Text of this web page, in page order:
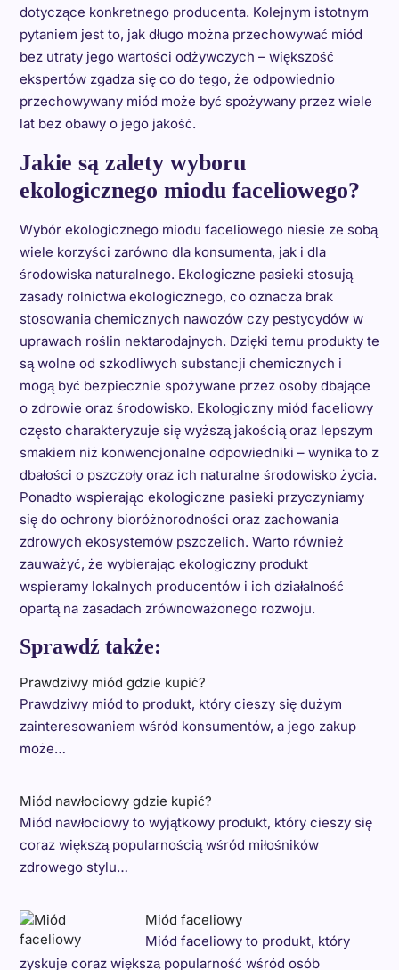
dotyczące konkretnego producenta. Kolejnym istotnym
pytaniem jest to, jak długo można przechowywać miód
bez utraty jego wartości odżywczych – większość
ekspertów zgadza się co do tego, że odpowiednio
przechowywany miód może być spożywany przez wiele
lat bez obawy o jego jakość.
Jakie są zalety wyboru
ekologicznego miodu faceliowego?
Wybór ekologicznego miodu faceliowego niesie ze sobą
wiele korzyści zarówno dla konsumenta, jak i dla
środowiska naturalnego. Ekologiczne pasieki stosują
zasady rolnictwa ekologicznego, co oznacza brak
stosowania chemicznych nawozów czy pestycydów w
uprawach roślin nektarodajnych. Dzięki temu produkty te
są wolne od szkodliwych substancji chemicznych i
mogą być bezpiecznie spożywane przez osoby dbające
o zdrowie oraz środowisko. Ekologiczny miód faceliowy
często charakteryzuje się wyższą jakością oraz lepszym
smakiem niż konwencjonalne odpowiedniki – wynika to z
dbałości o pszczoły oraz ich naturalne środowisko życia.
Ponadto wspierając ekologiczne pasieki przyczyniamy
się do ochrony bioróżnorodności oraz zachowania
zdrowych ekosystemów pszczelich. Warto również
zauważyć, że wybierając ekologiczny produkt
wspieramy lokalnych producentów i ich działalność
opartą na zasadach zrównoważonego rozwoju.
Sprawdź także:
Prawdziwy miód gdzie kupić?
Prawdziwy miód to produkt, który cieszy się dużym
zainteresowaniem wśród konsumentów, a jego zakup
może…
Miód nawłociowy gdzie kupić?
Miód nawłociowy to wyjątkowy produkt, który cieszy się
coraz większą popularnością wśród miłośników
zdrowego stylu…
Miód faceliowy
Miód faceliowy to produkt, który
zyskuje coraz większą popularność wśród osób